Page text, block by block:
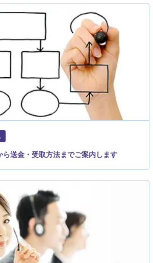
ら送金・受取方法までご案内します